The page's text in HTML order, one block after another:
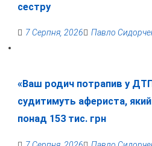
сестру
7 Серпня, 2026 Павло
«Ваш родич потрапив у
судитимуть афериста,
понад 153 тис. грн